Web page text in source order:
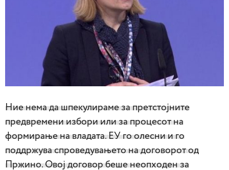
Ние нема да шпекулираме за претстојните
предвремени избори или за процесот на
формирање на владата. ЕУ го олесни и го
поддржува спроведувањето на договорот од
Пржино. Овој договор беше неопходен за